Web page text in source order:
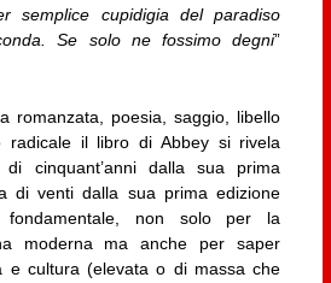
semplice cupidigia del paradiso
Se solo ne fossimo degni”
romanzata, poesia, saggio, libello
radicale il libro di Abbey si rivela
cinquant’anni dalla sua prima
di venti dalla sua prima edizione
non solo per la
moderna ma anche per saper
e cultura (elevata o di massa che